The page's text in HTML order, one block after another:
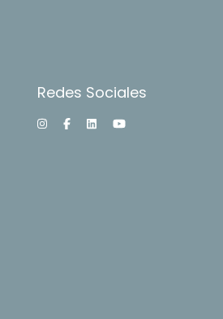
Redes Sociales